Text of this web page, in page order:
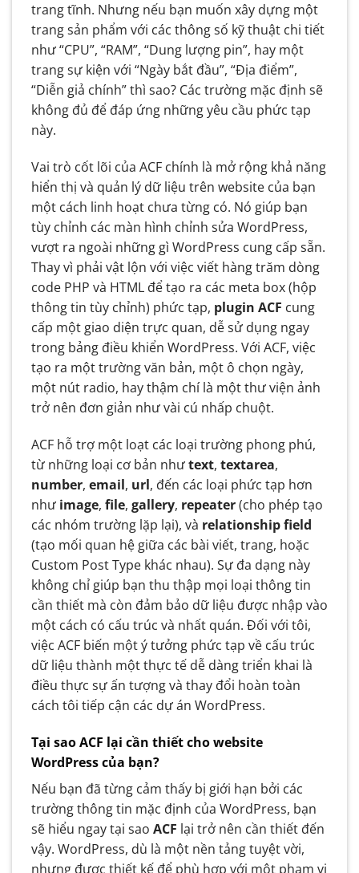
trang tĩnh. Nhưng nếu bạn muốn xây dựng một
trang sản phẩm với các thông số kỹ thuật chi tiết
như “CPU”, “RAM”, “Dung lượng pin”, hay một
trang sự kiện với “Ngày bắt đầu”, “Địa điểm”,
“Diễn giả chính” thì sao? Các trường mặc định sẽ
không đủ để đáp ứng những yêu cầu phức tạp
này.
Vai trò cốt lõi của ACF chính là mở rộng khả năng
hiển thị và quản lý dữ liệu trên website của bạn
một cách linh hoạt chưa từng có. Nó giúp bạn
tùy chỉnh các màn hình chỉnh sửa WordPress,
vượt ra ngoài những gì WordPress cung cấp sẵn.
Thay vì phải vật lộn với việc viết hàng trăm dòng
code PHP và HTML để tạo ra các meta box (hộp
thông tin tùy chỉnh) phức tạp, plugin ACF cung
cấp một giao diện trực quan, dễ sử dụng ngay
trong bảng điều khiển WordPress. Với ACF, việc
tạo ra một trường văn bản, một ô chọn ngày,
một nút radio, hay thậm chí là một thư viện ảnh
trở nên đơn giản như vài cú nhấp chuột.
ACF hỗ trợ một loạt các loại trường phong phú,
từ những loại cơ bản nhưtext, textarea,
number, email, url, đến các loại phức tạp hơn
như image, file, gallery, repeater(cho phép tạo
các nhóm trường lặp lại), và relationship field
(tạo mối quan hệ giữa các bài viết, trang, hoặc
Custom Post Type khác nhau). Sự đa dạng này
không chỉ giúp bạn thu thập mọi loại thông tin
cần thiết mà còn đảm bảo dữ liệu được nhập vào
một cách có cấu trúc và nhất quán. Đối với tôi,
việc ACF biến một ý tưởng phức tạp về cấu trúc
dữ liệu thành một thực tế dễ dàng triển khai là
điều thực sự ấn tượng và thay đổi hoàn toàn
cách tôi tiếp cận các dự án WordPress.
Tại sao ACF lại cần thiết cho website
WordPress của bạn?
Nếu bạn đã từng cảm thấy bị giới hạn bởi các
trường thông tin mặc định của WordPress, bạn
sẽ hiểu ngay tại sao ACF lại trở nên cần thiết đến
vậy. WordPress, dù là một nền tảng tuyệt vời,
nhưng được thiết kế để phù hợp với một phạm vi